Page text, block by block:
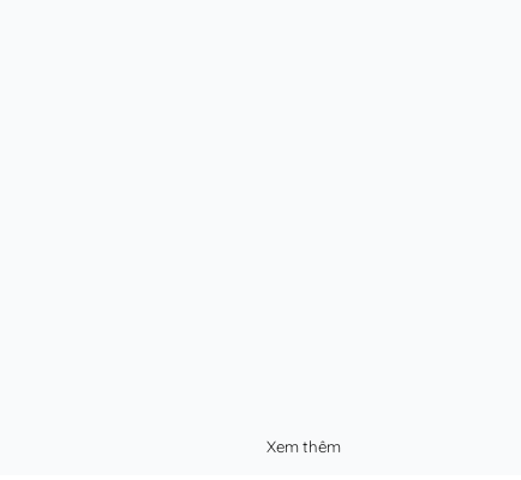
Xem thêm